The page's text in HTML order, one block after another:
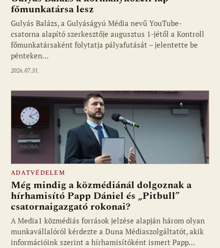
főmunkatársa lesz
Gulyás Balázs, a Gulyáságyú Média nevű YouTube-
csatorna alapító szerkesztője augusztus 1-jétől a Kontroll
főmunkatársaként folytatja pályafutását – jelentette be
pénteken…
2026.07.31.
ADATVÉDELEM
Még mindig a közmédiánál dolgoznak a
hírhamisító Papp Dániel és „Pitbull”
csatornaigazgató rokonai?
A Media1 közmédiás források jelzése alapján három olyan
munkavállalóról kérdezte a Duna Médiaszolgáltatót, akik
információink szerint a hírhamisítóként ismert Papp…